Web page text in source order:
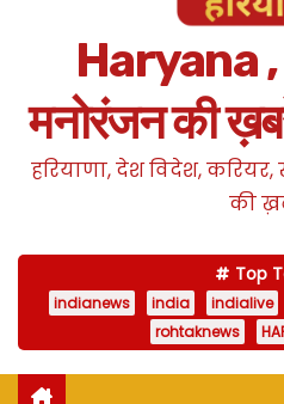
Haryana ,
मनोरंजन की
हरियाणा, देश विदेश,
की
Top
indianews india indialive
rohtaknews